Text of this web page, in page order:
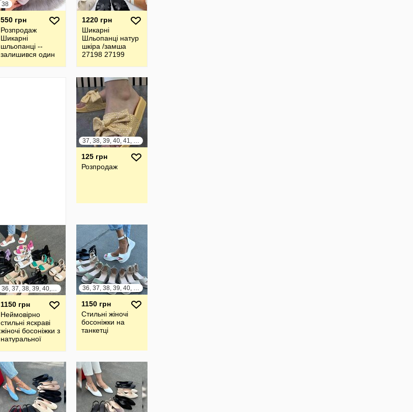
38
550 грн
Розпродаж
Шикарні
шльопанці --
залишився один
1220 грн
Шикарні
Шльопанці натур
шкіра /замша
27198 27199
37, 38, 39, 40, 41, 42
125 грн
Розпродаж
36, 37, 38, 39, 40, 41
1150 грн
Неймовірно
стильні яскраві
жіночі босоніжки з
натуральної
36, 37, 38, 39, 40, 41
1150 грн
Стильні жіночі
босоніжки на
танкетці